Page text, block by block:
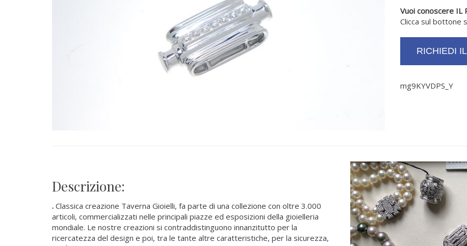
Vuoi conoscere IL
Clicca sul bottone
RICHIEDI
mg9KYVDPS_Y
Descrizione:
. Classica creazione Taverna Gioielli, fa parte di una collezione con oltre 3.000
articoli, commercializzati nelle principali piazze ed esposizioni della gioielleria
mondiale. Le nostre creazioni si contraddistinguono innanzitutto per la
ricercatezza del design e poi, tra le tante altre caratteristiche, per la sicurezza,